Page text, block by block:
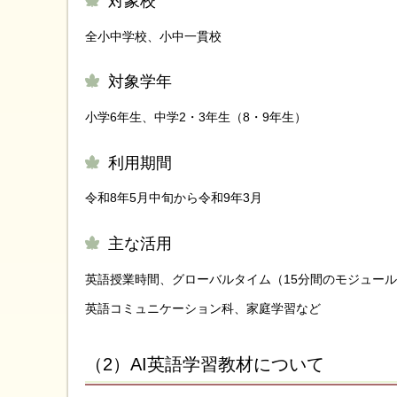
全小中学校、小中一貫校
対象学年
小学6年生、中学2・3年生（8・9年生）
利用期間
令和8年5月中旬から令和9年3月
主な活用
英語授業時間、グローバルタイム（15分間のモジュー
英語コミュニケーション科、家庭学習など
（2）AI英語学習教材について